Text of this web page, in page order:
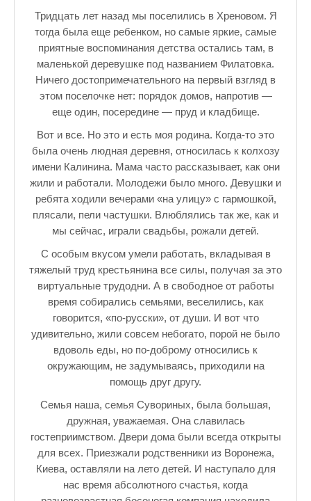
♪♫Детские песенки★
♪♫Красивые стихи★
♪♫Песни Высоцкого★
♪♫Eще раз про любовь★
♪♫♪♫Романсы♪♫♪♫
♪♫Рассказы★
♪♫Рассказы 2★
Top видео студии
Лучшее фото недели
Лучшее фото дня
Фотоссесия. Лучшие спортсмены.
От улыбки станет всем светлей
Лучшее видео месяца
Секции настольного тенниса в Пушкинском районе
Куда уходит детство
Тридцать лет назад мы поселились в Хреновом. Я
тогда была еще ребенком, но самые яркие, самые
приятные воспоминания детства остались там, в
маленькой деревушке под названием Филатовка.
Ничего достопримечательного на первый взгляд в
этом поселочке нет: порядок домов, напротив —
еще один, посередине — пруд и кладбище.
Вот и все. Но это и есть моя родина. Когда-то это
была очень людная деревня, относилась к колхозу
имени Калинина. Мама часто рассказывает, как они
жили и работали. Молодежи было много. Девушки и
ребята ходили вечерами «на улицу» с гармошкой,
плясали, пели частушки. Влюблялись так же, как и
мы сейчас, играли свадьбы, рожали детей.
С особым вкусом умели работать, вкладывая в
тяжелый труд крестьянина все силы, получая за это
виртуальные трудодни. А в свободное от работы
время собирались семьями, веселились, как
говорится, «по-русски», от души. И вот что
удивительно, жили совсем небогато, порой не было
вдоволь еды, но по-доброму относились к
окружающим, не задумываясь, приходили на
помощь друг другу.
Семья наша, семья Сувориных, была большая,
дружная, уважаемая. Она славилась
гостеприимством. Двери дома были всегда открыты
для всех. Приезжали родственники из Воронежа,
Киева, оставляли на лето детей. И наступало для
нас время абсолютного счастья, когда